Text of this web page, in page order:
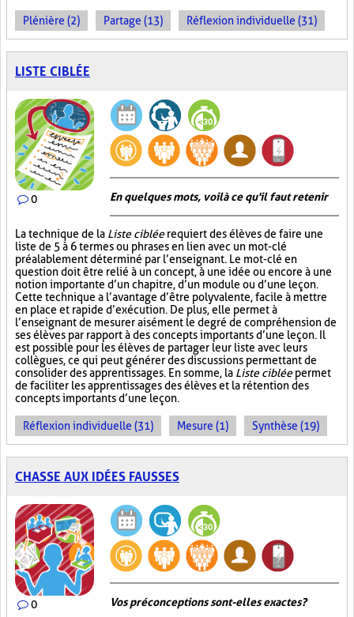
Plénière (2) Partage (13) Réflexion individuelle (31)
LISTE CIBLÉE
0 En quelques mots, voilà ce qu'il faut retenir
La technique de la Liste cibléerequiert des élèves de faire une
liste de 5 à 6 termes ou phrases en lien avec un mot-clé
préalablement déterminé par l’enseignant. Le mot-clé en
question doit être relié à un concept, à une idée ou encore à une
notion importante d’un chapitre, d’un module ou d’une leçon.
Cette technique a l’avantage d’être polyvalente, facile à mettre
en place et rapide d’exécution. De plus, elle permet à
l’enseignant de mesurer aisément le degré de compréhension de
ses élèves par rapport à des concepts importants d’une leçon. Il
est possible pour les élèves de partager leur liste avec leurs
collègues, ce qui peut générer des discussions permettant de
consolider des apprentissages. En somme, la Liste cibléepermet
de faciliter les apprentissages des élèves et la rétention des
concepts importants d’une leçon.
Réflexion individuelle (31) Mesure (1) Synthèse (19)
CHASSE AUX IDÉES FAUSSES
0 Vos préconceptions sont-elles exactes ?